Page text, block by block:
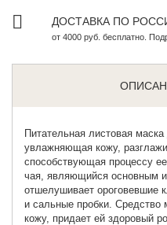
ДОСТАВКА ПО
от 4000 руб. бесплатно.
Питательная листовая
увлажняющая кожу,
способствующая процессу
чая, являющийся основным
отшелушивает ороговевшие
и сальные пробки. Средство
кожу, придает ей здоровый